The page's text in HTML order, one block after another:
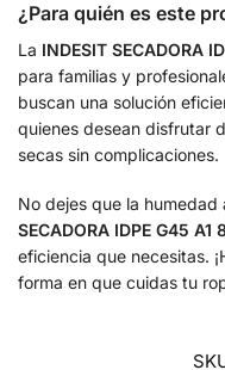
¿Para quién es este
La INDESIT SECADORA
para familias y
buscan una solución
quienes desean disfrutar
secas sin complicaciones.
No dejes que la
SECADORA IDPE G45 A1
eficiencia que necesitas.
forma en que cuidas tu